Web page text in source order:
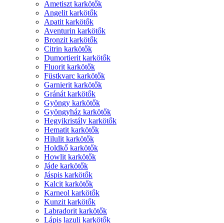
Ametiszt karkötők
Angelit karkötők
Apatit karkötők
Aventurin karkötők
Bronzit karkötők
Citrin karkötők
Dumortierit karkötők
Fluorit karkötők
Füstkvarc karkötők
Garnierit karkötők
Gránát karkötők
Gyöngy karkötők
Gyöngyház karkötők
Hegyikristály karkötők
Hematit karkötők
Hilulit karkötők
Holdkő karkötők
Howlit karkötők
Jáde karkötők
Jáspis karkötők
Kalcit karkötők
Karneol karkötők
Kunzit karkötők
Labradorit karkötők
Lápis lazuli karkötők